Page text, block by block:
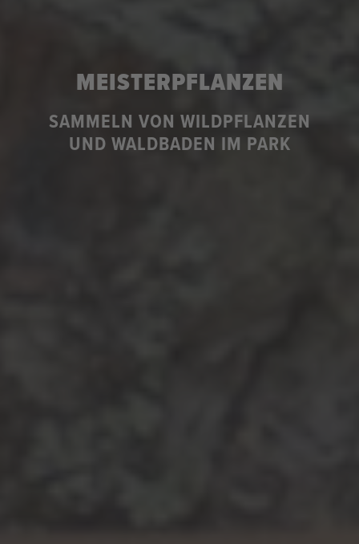
MEISTERPFLANZEN
SAMMELN VON WILDPFLANZEN
UND WALDBADEN IM PARK